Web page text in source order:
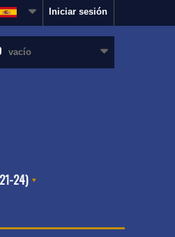
Iniciar sesión
vacío
24)